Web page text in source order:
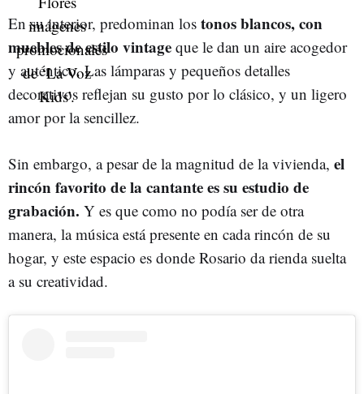
En su interior, predominan los tonos blancos, con
muebles de estilo vintage que le dan un aire acogedor
y auténtico. Las lámparas y pequeños detalles
decorativos reflejan su gusto por lo clásico, y un ligero
amor por la sencillez.
Sin embargo, a pesar de la magnitud de la vivienda, el
rincón favorito de la cantante es su estudio de
grabación. Y es que como no podía ser de otra
manera, la música está presente en cada rincón de su
hogar, y este espacio es donde Rosario da rienda suelta
a su creatividad.